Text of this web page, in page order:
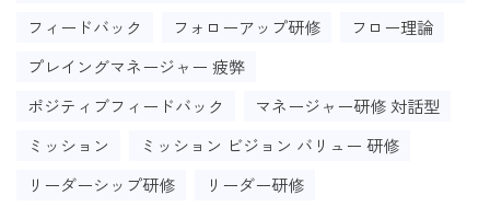
フィードバック
フォローアップ研修
フロー理論
プレイングマネージャー 疲弊
ポジティブフィードバック
マネージャー研修 対話型
ミッション
ミッション ビジョン バリュー 研修
リーダーシップ研修
リーダー研修